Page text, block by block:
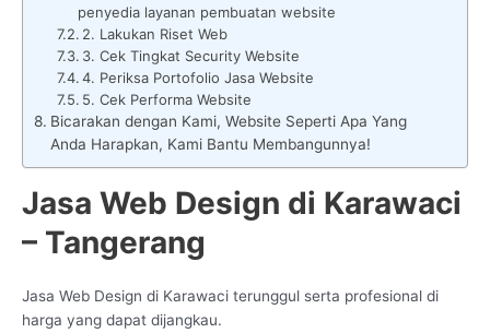
penyedia layanan pembuatan website
2. Lakukan Riset Web
3. Cek Tingkat Security Website
4. Periksa Portofolio Jasa Website
5. Cek Performa Website
Bicarakan dengan Kami, Website Seperti Apa Yang
Anda Harapkan, Kami Bantu Membangunnya!
Jasa Web Design di Karawaci
– Tangerang
Jasa Web Design di Karawaci terunggul serta profesional di
harga yang dapat dijangkau.